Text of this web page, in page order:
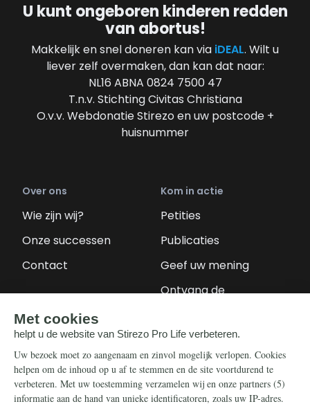
U kunt ongeboren kinderen redden
van abortus!
Makkelijk en snel doneren kan via iDEAL. Wilt u
liever zelf overmaken, dan kan dat naar:
NL16 ABNA 0824 7500 47
T.n.v. Stichting Civitas Christiana
O.v.v. Webdonatie Stirezo en uw postcode +
huisnummer
Over ons
Wie zijn wij?
Onze successen
Contact
Kom in actie
Petities
Publicaties
Geef uw mening
Ontvang de
Steun ons
Nieuwsbrief
Eenmalig
Info
Contact
Ontvang onze